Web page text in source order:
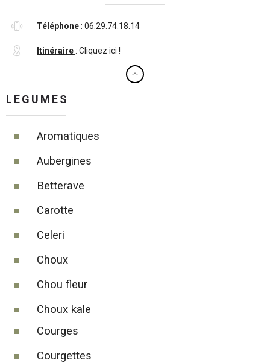
Téléphone: 06.29.74.18.14
Itinéraire: Cliquez ici !
LEGUMES
Aromatiques
Aubergines
Betterave
Carotte
Celeri
Choux
Chou fleur
Choux kale
Courges
Courgettes